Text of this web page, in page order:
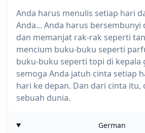
Anda harus menulis setiap hari
Anda... Anda harus bersembunyi
dan memanjat rak-rak seperti
mencium buku-buku seperti
buku-buku seperti topi di kepala
semoga Anda jatuh cinta setiap
hari ke depan. Dan dari cinta itu,
sebuah dunia.
German